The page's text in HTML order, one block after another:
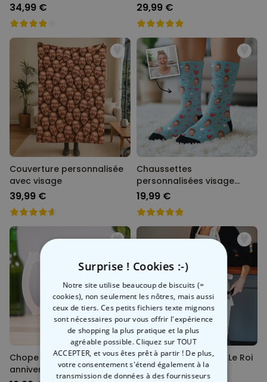
34,99 € 29,99 €
Couverture personnalisée
avec visage
39,99 €
Chaussettes
personnalisées visage
motifs amour
19,99 €
Chope de bière
anniversaire
Tablier personnalisé Le Roi
du BBQ
Surprise ! Cookies :-)
Notre site utilise beaucoup de biscuits (=
cookies), non seulement les nôtres, mais aussi
ceux de tiers. Ces petits fichiers texte mignons
sont nécessaires pour vous offrir l'expérience
de shopping la plus pratique et la plus
agréable possible. Cliquez sur TOUT
ACCEPTER, et vous êtes prêt à partir ! De plus,
votre consentement s'étend également à la
transmission de données à des fournisseurs